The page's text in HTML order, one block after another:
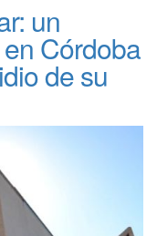
un
Córdoba
de su